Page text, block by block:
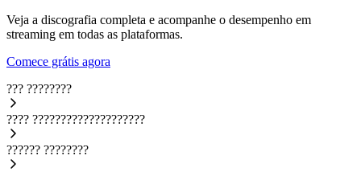
Veja a discografia completa e acompanhe o desempenho em
streaming em todas as plataformas.
Comece grátis agora
??? ????????
???? ????????????????????
?????? ????????